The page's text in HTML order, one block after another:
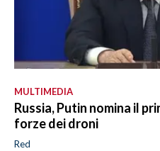
MULTIMEDIA
Russia, Putin nomina il
forze dei droni
Red